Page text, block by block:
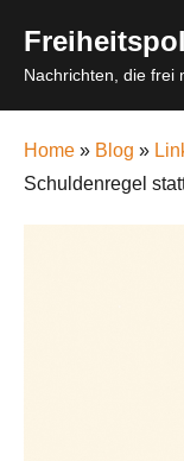
content
Nachrichten, die frei
Home » Blog »
Schuldenregel